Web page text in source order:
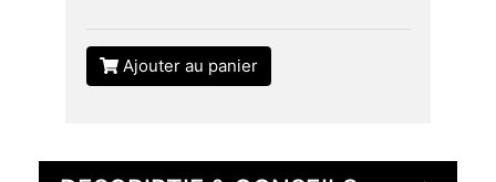
Ajouter au panier